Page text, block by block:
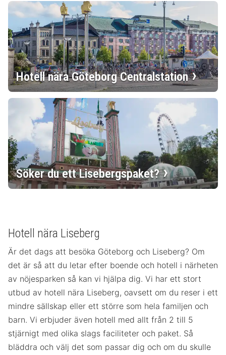
Hotell nära Göteborg Centralstation
Söker du ett Lisebergspaket?
Hotell nära Liseberg
Är det dags att besöka Göteborg och Liseberg? Om
det är så att du letar efter boende och hotell i närheten
av nöjesparken så kan vi hjälpa dig. Vi har ett stort
utbud av hotell nära Liseberg, oavsett om du reser i ett
mindre sällskap eller ett större som hela familjen och
barn. Vi erbjuder även hotell med allt från 2 till 5
stjärnigt med olika slags faciliteter och paket. Så
bläddra och välj det som passar dig och om du skulle